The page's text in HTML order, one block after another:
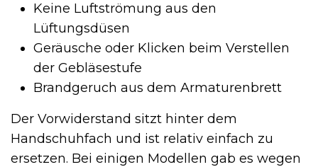
Keine Luftströmung aus den
Lüftungsdüsen
Geräusche oder Klicken beim Verstellen
der Gebläsestufe
Brandgeruch aus dem Armaturenbrett
Der Vorwiderstand sitzt hinter dem
Handschuhfach und ist relativ einfach zu
ersetzen. Bei einigen Modellen gab es wegen